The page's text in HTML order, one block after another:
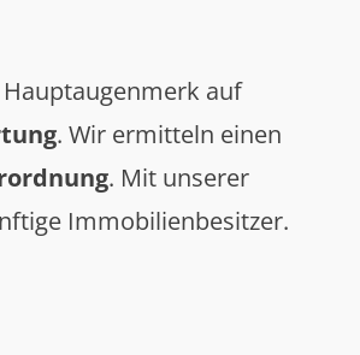
auf
. Wir ermitteln einen
. Mit unserer
Immobilienbesitzer.